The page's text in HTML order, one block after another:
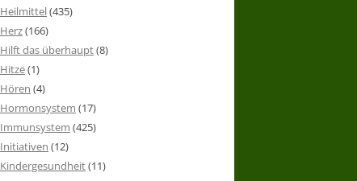
Heilmittel(435)
Herz(166)
Hilft das überhaupt(8)
Hitze(1)
Hören (4)
Hormonsystem (17)
Immunsystem (425)
Initiativen (12)
Kindergesundheit(11)